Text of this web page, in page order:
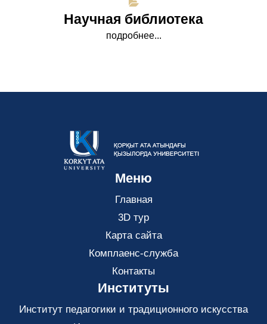
Научная библиотека
подробнее...
Меню
Главная
3D тур
Карта сайта
Комплаенс-служба
Контакты
Институты
Институт педагогики и традиционного искусства